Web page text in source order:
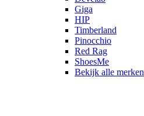
Giga
HIP
Timberland
Pinocchio
Red Rag
ShoesMe
Bekijk alle merken